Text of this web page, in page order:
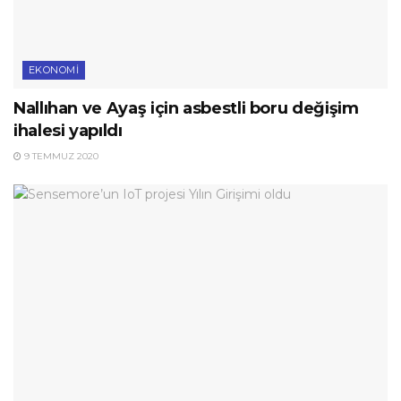
EKONOMI
Nallıhan ve Ayaş için asbestli boru değişim
ihalesi yapıldı
9 TEMMUZ 2020